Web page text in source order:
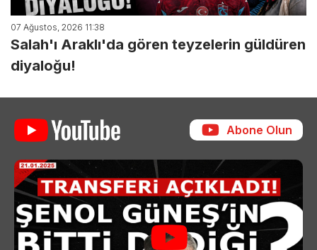
07 Ağustos, 2026 11:38
Salah'ı Araklı'da gören teyzelerin güldüren
diyaloğu!
Abone Olun